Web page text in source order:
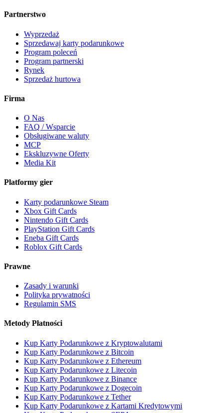
Partnerstwo
Wyprzedaż
Sprzedawaj karty podarunkowe
Program poleceń
Program partnerski
Rynek
Sprzedaż hurtowa
Firma
O Nas
FAQ / Wsparcie
Obsługiwane waluty
MCP
Ekskluzywne Oferty
Media Kit
Platformy gier
Karty podarunkowe Steam
Xbox Gift Cards
Nintendo Gift Cards
PlayStation Gift Cards
Eneba Gift Cards
Roblox Gift Cards
Prawne
Zasady i warunki
Polityka prywatności
Regulamin SMS
Metody Płatności
Kup Karty Podarunkowe z Kryptowalutami
Kup Karty Podarunkowe z Bitcoin
Kup Karty Podarunkowe z Ethereum
Kup Karty Podarunkowe z Litecoin
Kup Karty Podarunkowe z Binance
Kup Karty Podarunkowe z Dogecoin
Kup Karty Podarunkowe z Tether
Kup Karty Podarunkowe z Kartami Kredytowymi